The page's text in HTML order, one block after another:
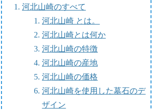
河北山崎のすべて
河北山崎 とは。
河北山崎とは何か
河北山崎の特徴
河北山崎の産地
河北山崎の価格
河北山崎を使用した墓石のデ
ザイン